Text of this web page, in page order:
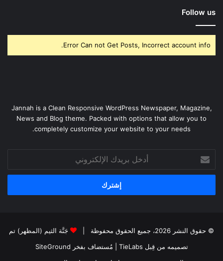
Follow us
Error Can not Get Posts, Incorrect account info.
Jannah is a Clean Responsive WordPress Newspaper, Magazine,
News and Blog theme. Packed with options that allow you to
completely customize your website to your needs.
بريدك
الإلكتروني
© حقوق النشر 2026، جميع الحقوق محفوظة |
جَنَّة الثيم (المظهر) تم
تصميمه من قِبل TieLabs
| مُستضاف بفخر SiteGround